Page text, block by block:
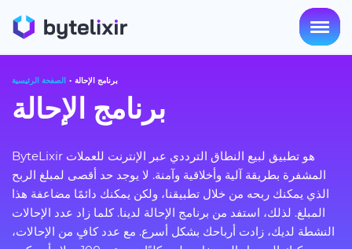
الصفحة الرئيسية برنامج الإحالة
برنامج الإحالة
ByteLixir هو تطبيق لبيع النطاق الترددي عبر الإنترنت للعملات
المشفرة بطريقة آلية وأخلاقية وآمنة. لا يوجد حد أقصى لمبلغ الربح
الذي يمكنك ربحه من خلال تطبيقنا، ولكن يمكنك دائمًا مضاعفة هذا
المبلغ. لذلك، استفد من برنامج الإحالة لدينا. كلما زاد عدد الإحالات
النشطة لديك، زادت أرباحك بشكل أسرع. مع عدد كافٍ من الإحالات،